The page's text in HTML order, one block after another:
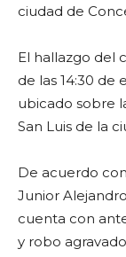
ciudad de
El hallazgo del
de las 14:30
ubicado sobre
San Luis de la
De acuerdo
Junior
cuenta con
y robo